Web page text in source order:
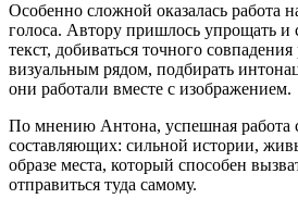
Особенно сложной оказалась работа
голоса. Автору пришлось упрощать и
текст, добиваться точного
визуальным рядом, подбирать
они работали вместе с изображением.
По мнению Антона, успешная работа
составляющих: сильной истории,
образе места, который способен
отправиться туда самому.